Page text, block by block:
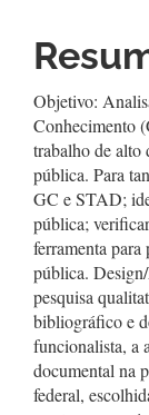
Objetivo:
Conhecimento
trabalho de alto
pública. Para
GC e STAD;
pública;
ferramenta
pública.
pesquisa
bibliográfico e
funcionalista, a
documental na
federal,